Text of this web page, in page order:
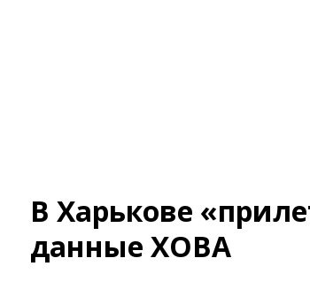
В Харькове
данные ХОВА